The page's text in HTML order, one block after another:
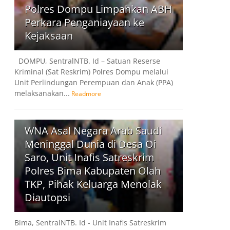
Polres Dompu Limpahkan ABH
Perkara Penganiayaan ke
Kejaksaan
DOMPU, SentralNTB. Id – Satuan Reserse
Kriminal (Sat Reskrim) Polres Dompu melalui
Unit Perlindungan Perempuan dan Anak (PPA)
melaksanakan... Readmore
7
WNA Asal Negara Arab Saudi
Meninggal Dunia di Desa Oi
Saro, Unit Inafis Satreskrim
Polres Bima Kabupaten Olah
TKP, Pihak Keluarga Menolak
Diautopsi
Bima, SentralNTB. Id - Unit Inafis Satreskrim